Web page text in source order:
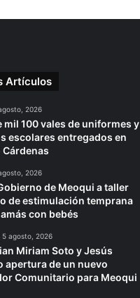
Artículos
2026
mil 100 vales de uniformes y
escolares entregados en
Cárdenas
2026
de Meoqui a taller
de estimulación temprana
con bebés
5 agosto, 2026
Miriam Soto y Jesús
apertura de un nuevo
Comunitario para Meoqui